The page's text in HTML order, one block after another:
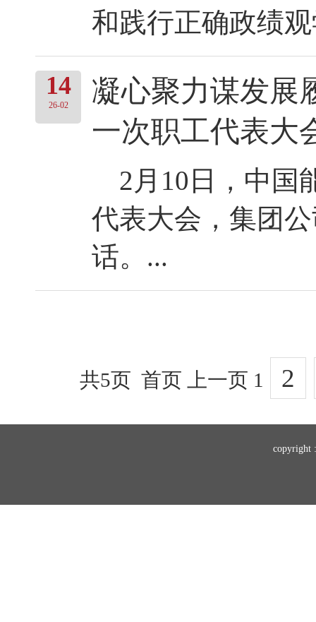
和践行正确政绩
14
26-02
凝心聚力谋发展
一次职工代表大
2月10日，中国
代表大会，集团
话。...
共5页 首页 上一页 1 2
copyright